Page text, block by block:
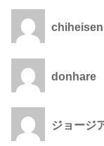
chiheisen
donhare
ジョージ